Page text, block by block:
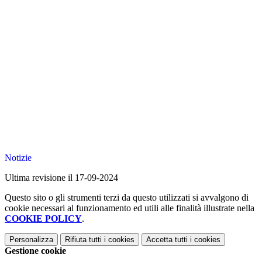
Notizie
Ultima revisione il 17-09-2024
Questo sito o gli strumenti terzi da questo utilizzati si avvalgono di
cookie necessari al funzionamento ed utili alle finalità illustrate nella
COOKIE POLICY.
Personalizza Rifiuta tutti i cookies Accetta tutti i cookies
Gestione cookie